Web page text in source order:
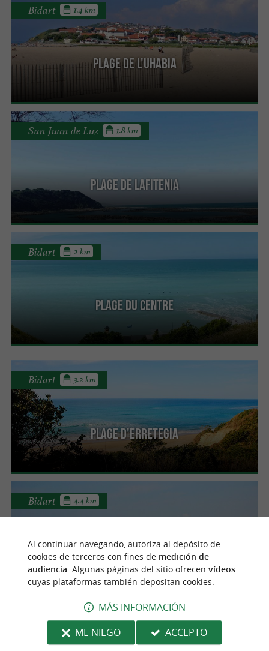
Plage de l'Uhabia
Bidart 1.4 km
Plage de Lafitenia
San Juan de Luz 1.8 km
Plage du Centre
Bidart 2 km
Plage d'Erretegia
Bidart 3.2 km
Plage du Pavillon Royal
Bidart 4.4 km
Guéthary
Al continuar navegando, autoriza al depósito de
cookies de terceros con fines de medición de
audiencia. Algunas páginas del sitio ofrecen vídeos
cuyas plataformas también depositan cookies.
MÁS INFORMACIÓN
ME NIEGO
ACCEPTO